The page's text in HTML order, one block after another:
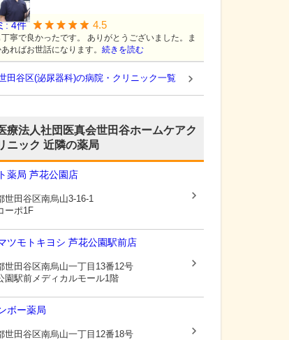
:4件 4.5
丁寧で良かったです。 ありがとうございました。ま
ればお世話になります。 続きを読む
田谷区(泌尿器科)の病院・クリニック一覧
療法人社団医真会世田谷ホームケアク
ニック 近隣の薬局
薬局 芦花公園店
世田谷区南烏山3-16-1
ーポ1F
ツモトキヨシ 芦花公園駅前店
世田谷区南烏山一丁目13番12号
園駅前メディカルモール1階
ボー薬局
世田谷区南烏山一丁目12番18号